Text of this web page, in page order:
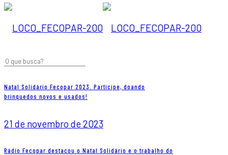
Natal Solidário Fecopar 2023. Participe, doando
brinquedos novos e usados!
21 de novembro de 2023
Rádio Fecopar destacou o Natal Solidário e o trabalho do